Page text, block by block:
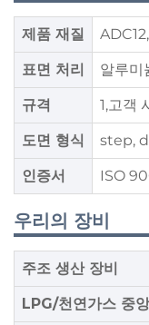
제품 재질
표면 처리 알루미
규격 1,고객
도면 형식 step,
인증서 ISO
우리의 장비
주조 생산 장비
LPG/천연가스 중